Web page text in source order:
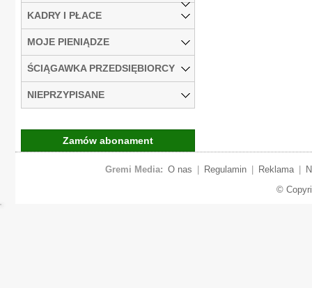
KADRY I PŁACE
MOJE PIENIĄDZE
ŚCIĄGAWKA PRZEDSIĘBIORCY
NIEPRZYPISANE
Zamów abonament
Gremi Media: O nas Regulamin Reklama
©